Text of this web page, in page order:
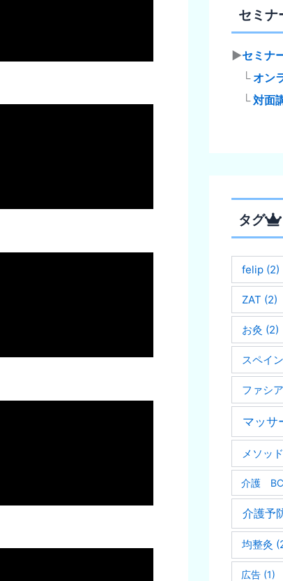
セミナ
▶セミナ
└オン
└対面
タグ
felip(2)
ZAT (2)
お灸 (2)
スペイン
ファシア
マッサ
メソッド
介護
介護予
均整灸
広告(1)